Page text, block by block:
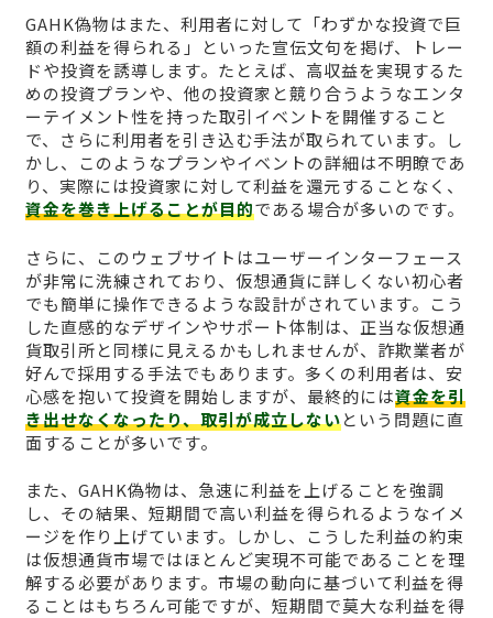
GAHK偽物はまた、利用者に対して「わずかな投資で巨
額の利益を得られる」といった宣伝文句を掲げ、トレー
ドや投資を誘導します。たとえば、高収益を実現するた
めの投資プランや、他の投資家と競り合うようなエンタ
ーテイメント性を持った取引イベントを開催すること
で、さらに利用者を引き込む手法が取られています。し
かし、このようなプランやイベントの詳細は不明瞭であ
り、実際には投資家に対して利益を還元することなく、
資金を巻き上げることが目的である場合が多いのです。
さらに、このウェブサイトはユーザーインターフェース
が非常に洗練されており、仮想通貨に詳しくない初心者
でも簡単に操作できるような設計がされています。こう
した直感的なデザインやサポート体制は、正当な仮想通
貨取引所と同様に見えるかもしれませんが、詐欺業者が
好んで採用する手法でもあります。多くの利用者は、安
心感を抱いて投資を開始しますが、最終的には資金を引
き出せなくなったり、取引が成立しないという問題に直
面することが多いです。
また、GAHK偽物は、急速に利益を上げることを強調
し、その結果、短期間で高い利益を得られるようなイメ
ージを作り上げています。しかし、こうした利益の約束
は仮想通貨市場ではほとんど実現不可能であることを理
解する必要があります。市場の動向に基づいて利益を得
ることはもちろん可能ですが、短期間で莫大な利益を得